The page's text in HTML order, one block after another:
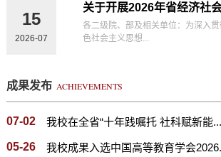
15
2026-07
关于开展2026年省经济社
各二级院、部及相关单位：为深入
色社会主义思想...
成果发布 ACHIEVEMENTS
07-02 我校在全省“十年践嘱托 社科赋新能...
05-26 我校成果入选中国高等教育学会